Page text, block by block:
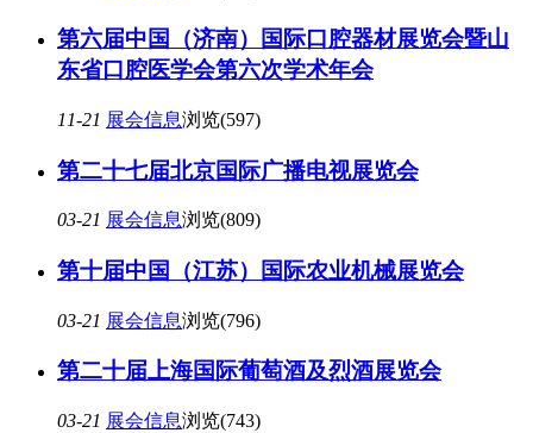
第六届中国（济南）国际口腔器材展览会暨山
东省口腔医学会第六次学术年会
11-21 展会信息浏览(597)
第二十七届北京国际广播电视展览会
03-21 展会信息浏览(809)
第十届中国（江苏）国际农业机械展览会
03-21 展会信息浏览(796)
第二十届上海国际葡萄酒及烈酒展览会
03-21 展会信息浏览(743)